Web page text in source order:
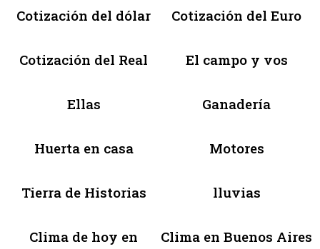
Cotización del dólar Cotización del Euro
Cotización del Real El campo y vos
Ellas Ganadería
Huerta en casa Motores
Tierra de Historias lluvias
Clima de hoy en
Clima en Buenos Aires